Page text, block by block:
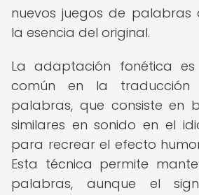
nuevos juegos de palabras
la esencia del original.
La adaptación fonética
común en la
palabras, que consiste en
similares en sonido en el
para recrear el efecto
Esta técnica permite
palabras, aunque el